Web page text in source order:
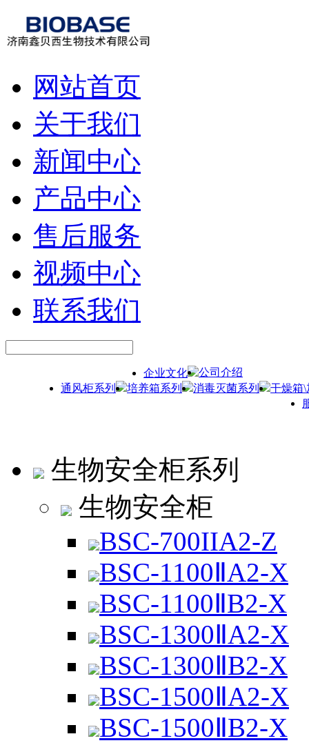
网站首页
关于我们
新闻中心
产品中心
售后服务
视频中心
联系我们
企业文化
公司介绍
通风柜系列
培养箱系列 消毒灭菌系列
干燥箱\
生物安全柜系列
生物安全柜
BSC-700IIA2-Z
BSC-1100ⅡA2-X
BSC-1100ⅡB2-X
BSC-1300ⅡA2-X
BSC-1300ⅡB2-X
BSC-1500ⅡA2-X
BSC-1500ⅡB2-X